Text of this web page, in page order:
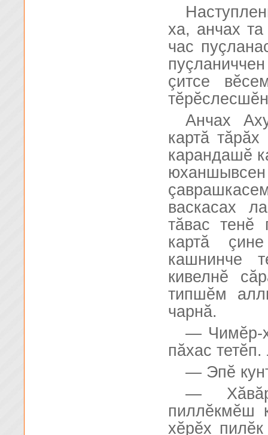
ха, анчах
час
çитсе
Анчах
картă
карандашĕ
васкасах
тăвас тенĕ
картă
кашнинче
кивелнĕ
типшĕм
чарнă.
— Чимĕр-
пăхас
— Эпĕ
—
пиллĕкмĕш
хĕрĕх